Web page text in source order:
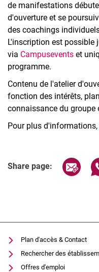
de manifestations
d'ouverture et se
des coachings
L'inscription est
via Campusevents et
programme.
Contenu de l'atelier
fonction des intérêts,
connaissance du groupe
Pour plus d'informations,
Share page:
Plan d'accès & Contact
Rechercher des
Offres d'emploi